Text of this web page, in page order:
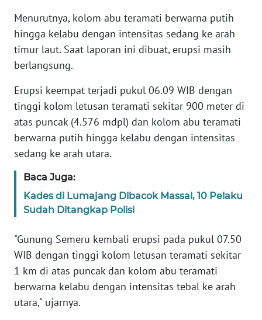
Menurutnya, kolom abu teramati berwarna putih
hingga kelabu dengan intensitas sedang ke arah
timur laut. Saat laporan ini dibuat, erupsi masih
berlangsung.
Erupsi keempat terjadi pukul 06.09 WIB dengan
tinggi kolom letusan teramati sekitar 900 meter di
atas puncak (4.576 mdpl) dan kolom abu teramati
berwarna putih hingga kelabu dengan intensitas
sedang ke arah utara.
Baca Juga:
Kades di Lumajang Dibacok Massal, 10 Pelaku
Sudah Ditangkap Polisi
"Gunung Semeru kembali erupsi pada pukul 07.50
WIB dengan tinggi kolom letusan teramati sekitar
1 km di atas puncak dan kolom abu teramati
berwarna kelabu dengan intensitas tebal ke arah
utara," ujarnya.
WN
NTT
KEPRI
WN
PAPUA
PAPUA
BARAT
WN
SERAMBI
WN